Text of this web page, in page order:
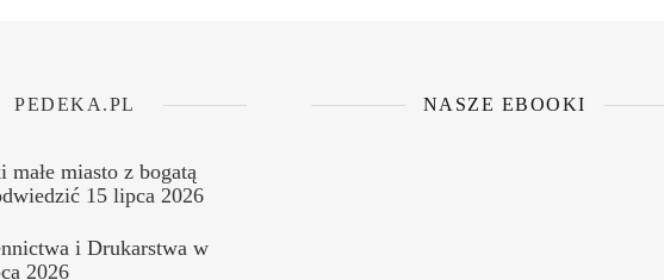
PEDEKA.PL
miasto z bogatą
15 lipca 2026
i Drukarstwa w
2026
NASZE EBOOKI